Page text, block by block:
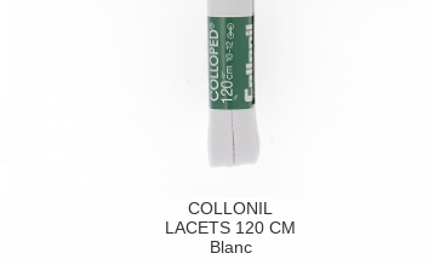
COLLONIL
LACETS 120 CM
Blanc